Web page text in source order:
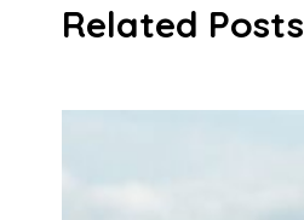
Related Posts